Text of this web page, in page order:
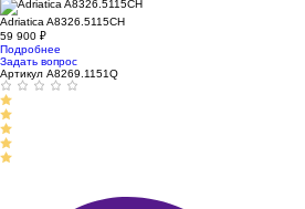
Adriatica A8326.5115CH
59 900 ₽
Подробнее
Задать вопрос
Артикул A8269.1151Q